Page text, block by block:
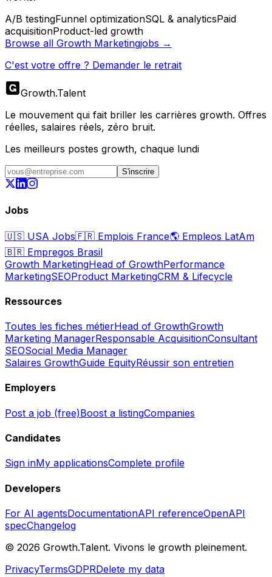
A/B testingFunnel optimizationSQL & analyticsPaid
acquisitionProduct-led growth
Browse all Growth Marketingjobs →
C'est votre offre ? Demander le retrait
Growth.Talent
Le mouvement qui fait briller les carrières growth. Offres
réelles, salaires réels, zéro bruit.
Les meilleurs postes growth, chaque lundi
S'inscrire
Jobs
🇺🇸 USA Jobs🇫🇷 Emplois France🌎 Empleos LatAm
🇧🇷 Empregos Brasil
Growth MarketingHead of GrowthPerformance
MarketingSEOProduct MarketingCRM & Lifecycle
Ressources
Toutes les fiches métierHead of GrowthGrowth
Marketing ManagerResponsable AcquisitionConsultant
SEOSocial Media Manager
Salaires GrowthGuide EquityRéussir son entretien
Employers
Post a job (free)Boost a listingCompanies
Candidates
Sign inMy applicationsComplete profile
Developers
For AI agentsDocumentationAPI referenceOpenAPI
specChangelog
© 2026 Growth.Talent. Vivons le growth pleinement.
PrivacyTermsGDPRDelete my data